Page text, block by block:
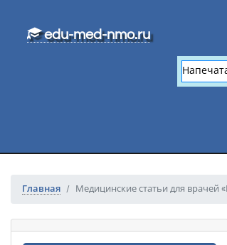
edu-med-nmo.ru
Главная Медицинские статьи для врачей